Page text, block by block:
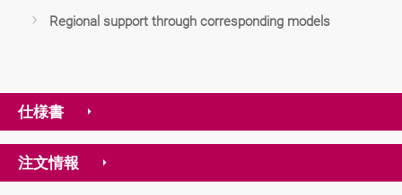
Regional support through corresponding models
仕様書
注文情報